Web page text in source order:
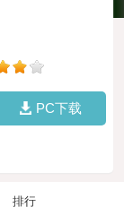
PC下载
排行